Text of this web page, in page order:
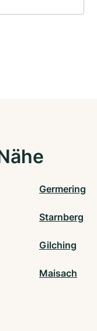
Germering
Starnberg
Gilching
Maisach